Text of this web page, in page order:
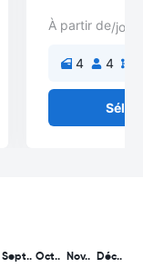
À partir de/
4 4
Sept.. Oct.. Nov.. Déc..